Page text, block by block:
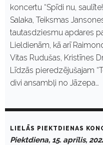
koncertu “Spīdi nu,
Salaka, Teiksmas
tautasdziesmu apdares
Lieldienām, kā arī
Vitas Rudušas, Kristīnes
Līdzās pieredzējušajam
divi ansambļi no Jāzepa…
LIELĀS PIEKTDIENAS
Piektdiena, 15. aprīlis,